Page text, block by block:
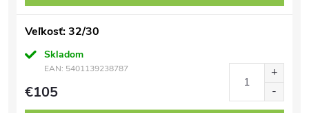
Veľkosť: 32/30
Skladom
EAN: 5401139238787
€105